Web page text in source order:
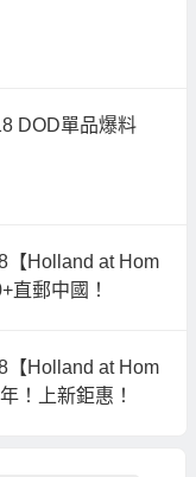
DOD單品爆料
【Holland at Hom
直郵中國！
【Holland at Hom
！上新鉅惠！